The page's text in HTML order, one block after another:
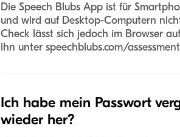
Die Speech Blubs App ist für
und wird auf Desktop-Computern
Check lässt sich jedoch im Browser
ihn unter speechblubs.com/
Ich habe mein Passwort
wieder her?